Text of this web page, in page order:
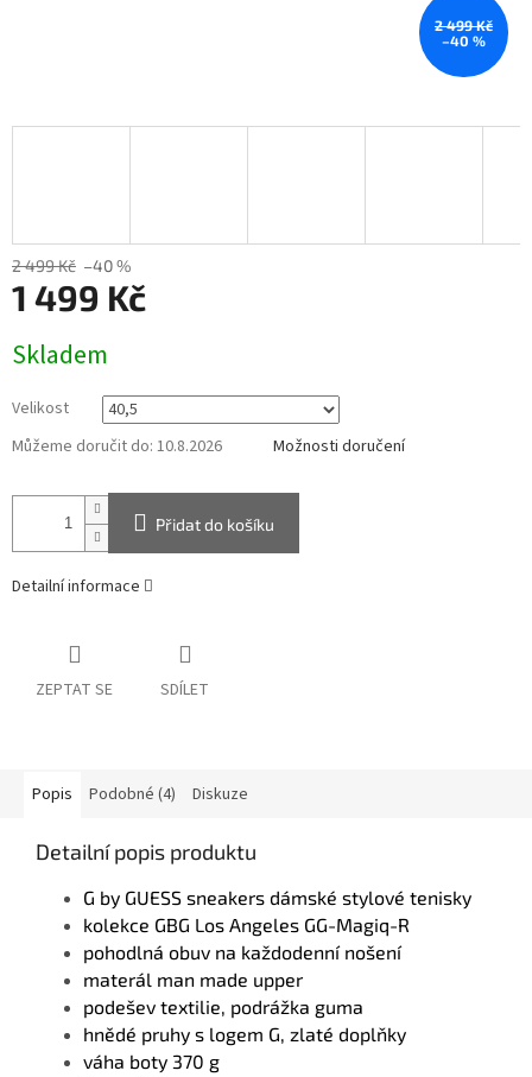
2 499 Kč
–40 %
2 499 Kč –40 %
1 499 Kč
cena:
Skladem
Velikost
Můžeme doručit do: 10.8.2026 Možnosti doručení
Přidat do košíku
Detailní informace
ZEPTAT SE SDÍLET
Popis Podobné (4) Diskuze
Detailní popis produktu
G by GUESS sneakers dámské stylové tenisky
kolekce GBG Los Angeles GG-Magiq-R
pohodlná obuv na každodenní nošení
materál man made upper
podešev textilie, podrážka guma
hnědé pruhy s logem G, zlaté doplňky
váha boty 370 g